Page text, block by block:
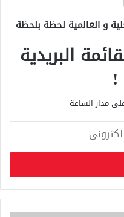
و العالمية لحظة بلحظة
البريدية
!